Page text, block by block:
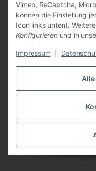
Alle
Vimeo, ReCaptcha,
können die Einstellung
Icon links unten).
Konfigurieren und in
Impressum
(2,99 €